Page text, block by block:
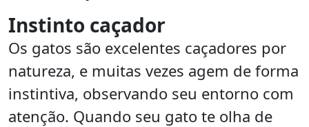
Instinto caçador
Os gatos são excelentes caçadores por
natureza, e muitas vezes agem de forma
instintiva, observando seu entorno com
atenção. Quando seu gato te olha de